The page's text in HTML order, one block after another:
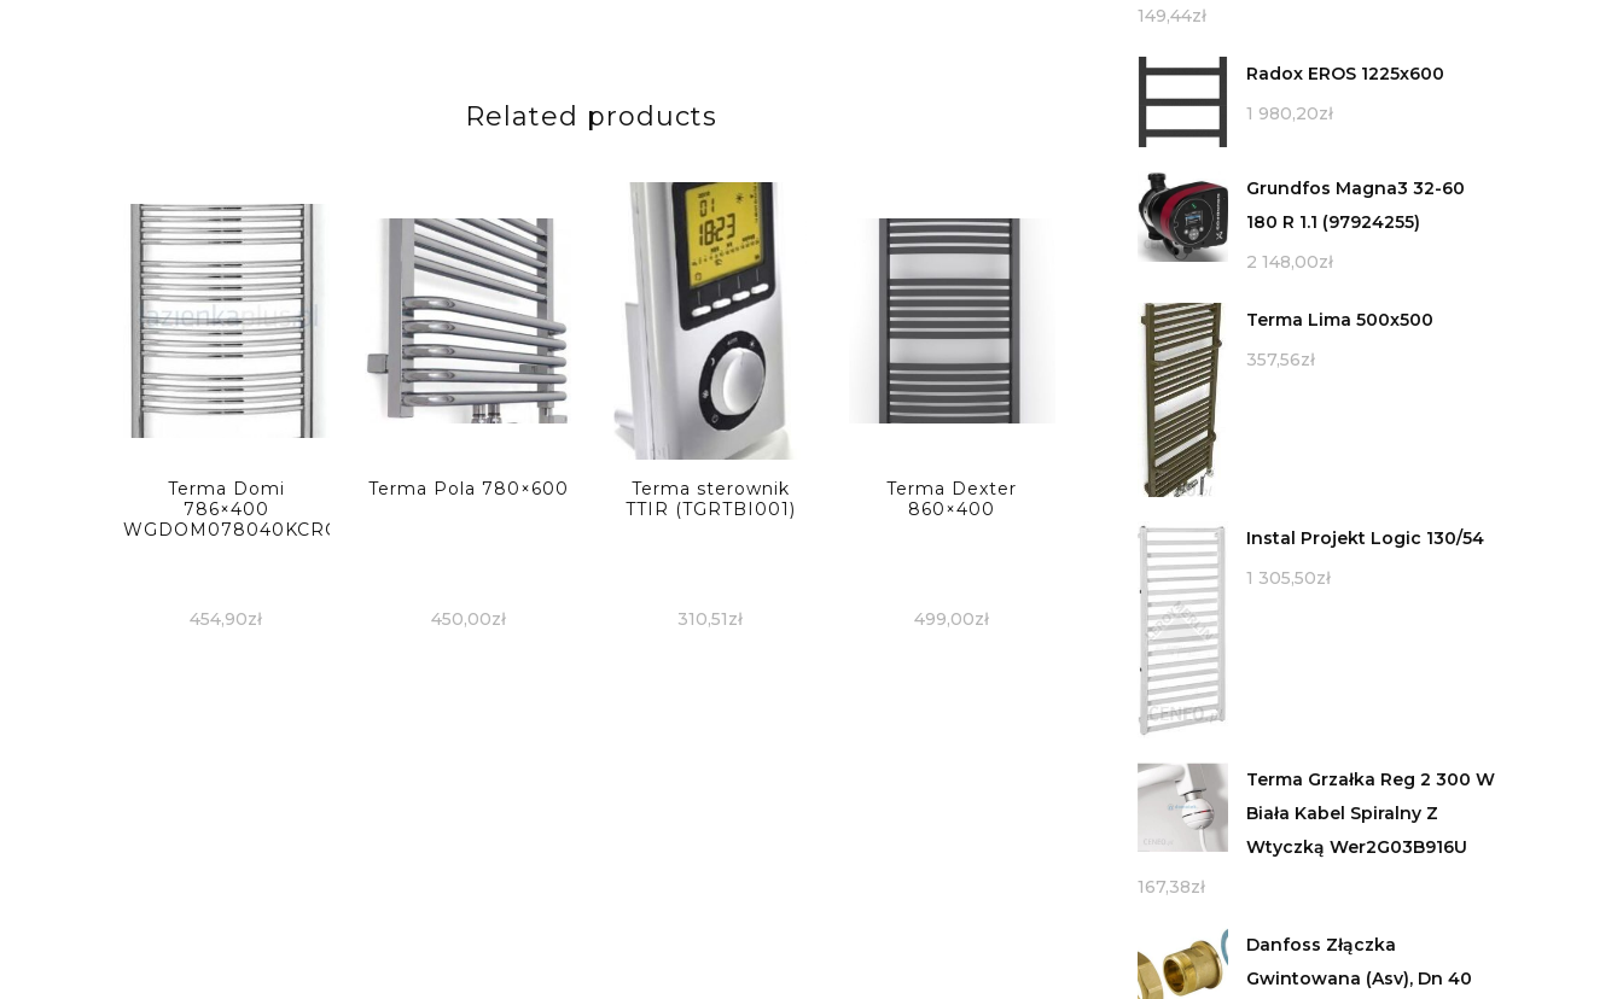
Related products
Terma Domi
786×400
WGDOM078040KCROSX
454,90zł
Terma Pola 780×600
450,00zł
Terma sterownik
TTIR (TGRTBI001)
310,51zł
Terma Dexter
860×400
499,00zł
149,44zł
Radox EROS 1225x600
1 980,20zł
Grundfos Magna3 32-60
180 R 1.1 (97924255)
2 148,00zł
Terma Lima 500x500
357,56zł
Instal Projekt Logic 130/54
1 305,50zł
Terma Grzałka Reg 2 300 W
Biała Kabel Spiralny Z
Wtyczką Wer2G03B916U
167,38zł
Danfoss Złączka
Gwintowana (Asv), Dn 40